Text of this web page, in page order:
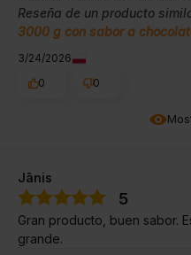
Reseña de un producto
3000 g con sabor a
3/24/2026
0
0
Jānis
5
Gran producto, buen sabor.
grande.